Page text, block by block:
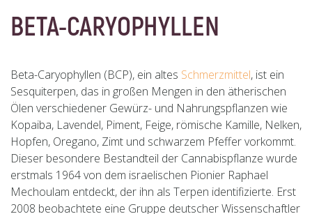
BETA-CARYOPHYLLEN
Beta-Caryophyllen (BCP), ein altes Schmerzmittel, ist ein
Sesquiterpen, das in großen Mengen in den ätherischen
Ölen verschiedener Gewürz- und Nahrungspflanzen wie
Kopaiba, Lavendel, Piment, Feige, römische Kamille, Nelken,
Hopfen, Oregano, Zimt und schwarzem Pfeffer vorkommt.
Dieser besondere Bestandteil der Cannabispflanze wurde
erstmals 1964 von dem israelischen Pionier Raphael
Mechoulam entdeckt, der ihn als Terpen identifizierte. Erst
2008 beobachtete eine Gruppe deutscher Wissenschaftler